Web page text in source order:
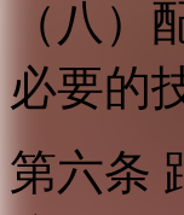
（八
必要的
第六条